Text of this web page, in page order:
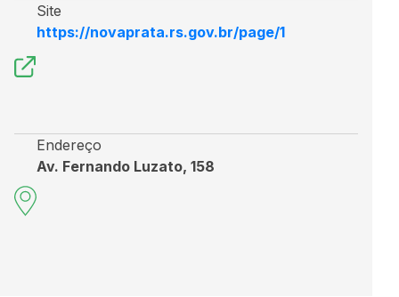
Site
https://novaprata.rs.gov.br/page/1
Endereço
Av. Fernando Luzato, 158